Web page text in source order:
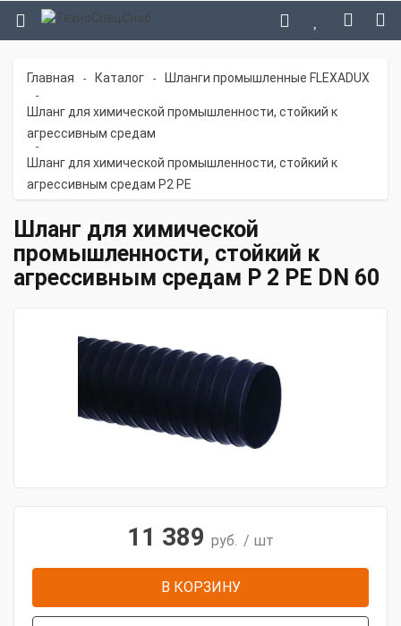
Главная - Каталог - Шланги промышленные FLEXADUX
-
Шланг для химической промышленности, стойкий к
агрессивным средам
-
Шланг для химической промышленности, стойкий к
агрессивным средам P2 PE
Шланг для химической
промышленности, стойкий к
агрессивным средам P 2 PE DN 60
11 389 руб. / шт
В КОРЗИНУ